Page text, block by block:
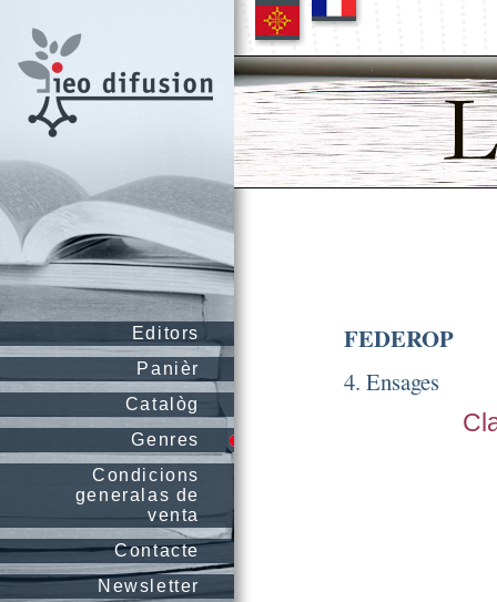
Editors
Panièr
Catalòg
Genres
Condicions
generalas de
venta
Contacte
Newsletter
FEDEROP
4. Ensages